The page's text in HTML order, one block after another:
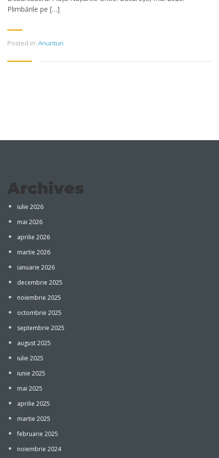
Plimbările pe […]
Posted in: Anunturi
Archives
iulie 2026
mai 2026
aprilie 2026
martie 2026
ianuarie 2026
decembrie 2025
noiembrie 2025
octombrie 2025
septembrie 2025
august 2025
iulie 2025
iunie 2025
mai 2025
aprilie 2025
martie 2025
februarie 2025
noiembrie 2024